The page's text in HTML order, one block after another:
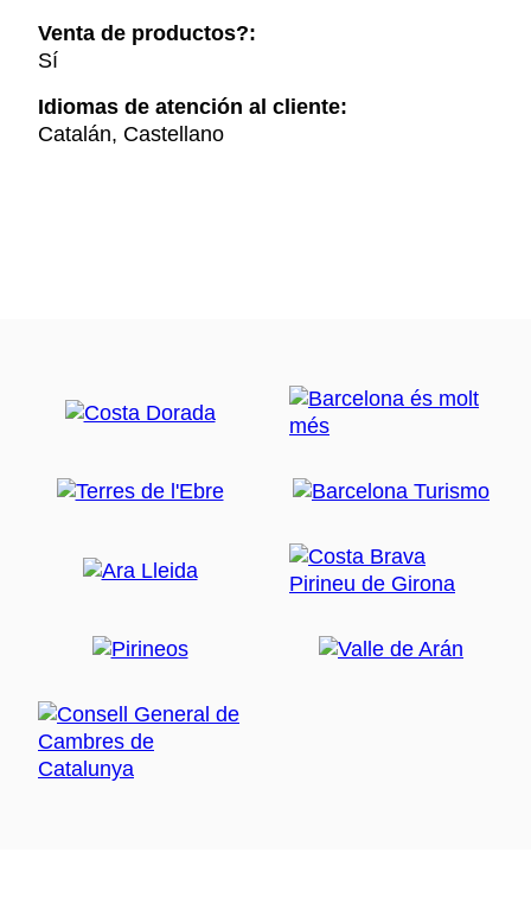
Venta de productos?:
Sí
Idiomas de atención al cliente:
Catalán, Castellano